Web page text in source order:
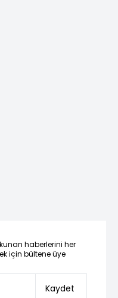
haberlerini her
için bültene üye
Kaydet